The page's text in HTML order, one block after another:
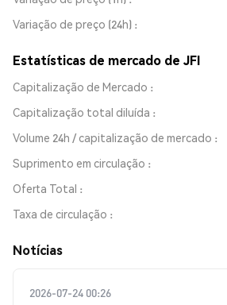
Variação de preço (24h)
Estatísticas de mercado de JFI
Capitalização de Mercado
Capitalização total diluída
Volume 24h / capitalização de mercado
Suprimento em circulação
Oferta Total
Taxa de circulação
​​Notícias​​
2026-07-24 00:26